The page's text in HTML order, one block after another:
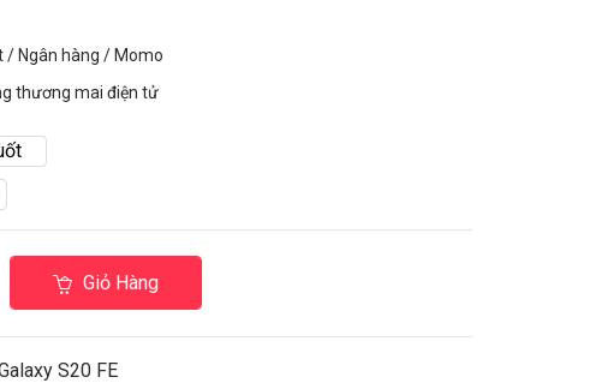
/ Ngân hàng / Momo
thương mai điện tử
Giỏ Hàng
S20 FE